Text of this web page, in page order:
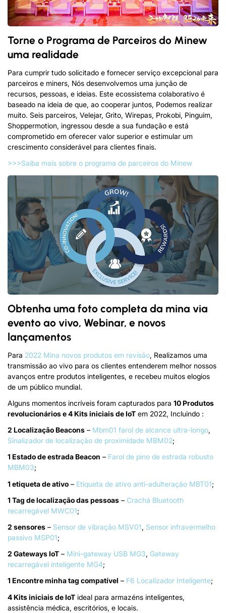
Torne o Programa de Parceiros do Minew
uma realidade
Para cumprir tudo solicitado e fornecer serviço excepcional para
parceiros e miners, Nós desenvolvemos uma junção de
recursos, pessoas, e ideias. Este ecossistema colaborativo é
baseado na ideia de que, ao cooperar juntos, Podemos realizar
muito. Seis parceiros, Velejar, Grito, Wirepas, Prokobi, Pinguim,
Shoppermotion, ingressou desde a sua fundação e está
comprometido em oferecer valor superior e estimular um
crescimento considerável para clientes finais.
>>>Saiba mais sobre o programa de parceiros do Minew
Obtenha uma foto completa da mina via
evento ao vivo, Webinar, e novos
lançamentos
Para 2022 Mina novos produtos em revisão, Realizamos uma
transmissão ao vivo para os clientes entenderem melhor nossos
avanços entre produtos inteligentes, e recebeu muitos elogios
de um público mundial.
Alguns momentos incríveis foram capturados para 10 Produtos
revolucionários e 4 Kits iniciais de IoT em 2022, Incluindo :
2 Localização Beacons – Mbm01 farol de alcance ultra-longo,
Sinalizador de localização de proximidade MBM02;
1 Estado de estrada Beacon – Farol de pino de estrada robusto
MBM03;
1 etiqueta de ativo – Etiqueta de ativo anti-adulteração MBT01;
1 Tag de localização das pessoas – Crachá Bluetooth
recarregável MWC01;
2 sensores – Sensor de vibração MSV01, Sensor infravermelho
passivo MSP01;
2 Gateways IoT – Mini-gateway USB MG3, Gateway
recarregável inteligente MG4;
1 Encontre minha tag compatível – F6 Localizador Inteligente;
4 Kits iniciais de IoT ideal para armazéns inteligentes,
assistência médica, escritórios, e locais.